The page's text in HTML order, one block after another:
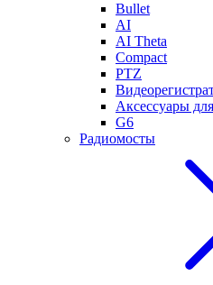
Bullet
AI
AI Theta
Compact
PTZ
Аксессуары
G6
Радиомосты